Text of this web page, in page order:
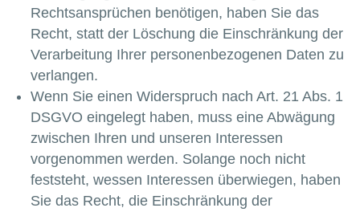
Rechtsansprüchen benötigen, haben Sie das
Recht, statt der Löschung die Einschränkung der
Verarbeitung Ihrer personenbezogenen Daten zu
verlangen.
Wenn Sie einen Widerspruch nach Art. 21 Abs. 1
DSGVO eingelegt haben, muss eine Abwägung
zwischen Ihren und unseren Interessen
vorgenommen werden. Solange noch nicht
feststeht, wessen Interessen überwiegen, haben
Sie das Recht, die Einschränkung der